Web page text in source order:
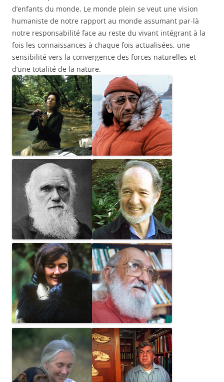
d’enfants du monde. Le monde plein se veut une vision
humaniste de notre rapport au monde assumant par-là
notre responsabilité face au reste du vivant intégrant à la
fois les connaissances à chaque fois actualisées, une
sensibilité vers la convergence des forces naturelles et
d’une totalité de la nature.